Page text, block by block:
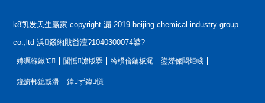
k8凯发天生赢家 copyright 漏 2019 beijing chemical industry group
co.,ltd 浜叕缃戝畨澶?1040300074鍙?
娉曞緥鏉℃ 闅愮澹版槑 绔欑偣鍦板浘 鍙嬫儏閾炬帴
鑱旂郴鎴戜滑 鍏ず鍏憡